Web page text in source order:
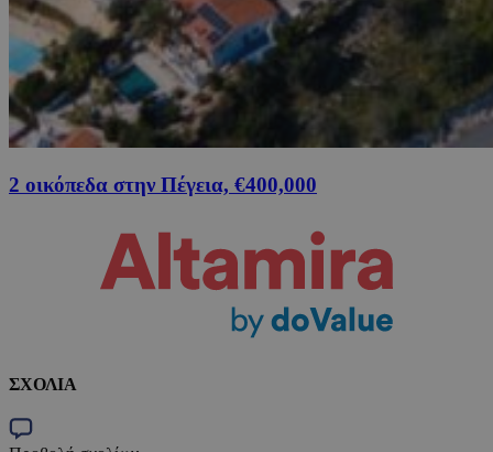
2 οικόπεδα στην Πέγεια, €400,000
ΣΧΟΛΙΑ